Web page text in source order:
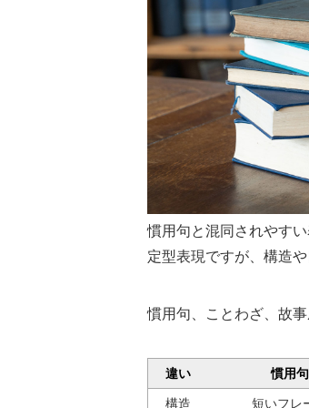
慣用句と混同されやす
定型表現ですが、構造や
慣用句、ことわざ、故
違い 慣用句
構造 短いフレ